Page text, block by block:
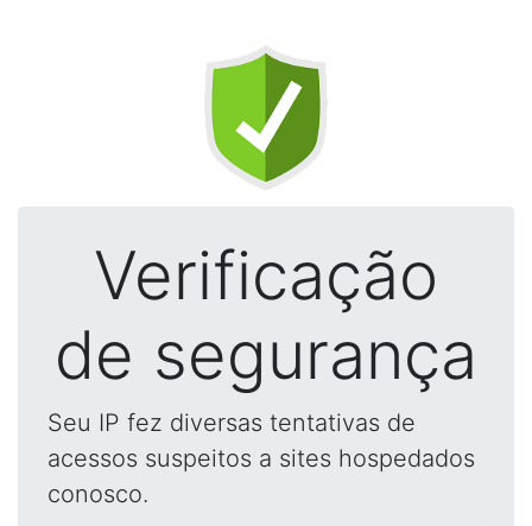
Verificação
de segurança
Seu IP fez diversas tentativas de
acessos suspeitos a sites hospedados
conosco.